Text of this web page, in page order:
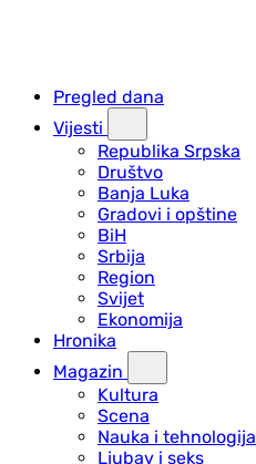
Pregled dana
Vijesti
Republika Srpska
Društvo
Banja Luka
Gradovi i opštine
BiH
Srbija
Region
Svijet
Ekonomija
Hronika
Magazin
Kultura
Scena
Nauka i tehnologija
Ljubav i seks